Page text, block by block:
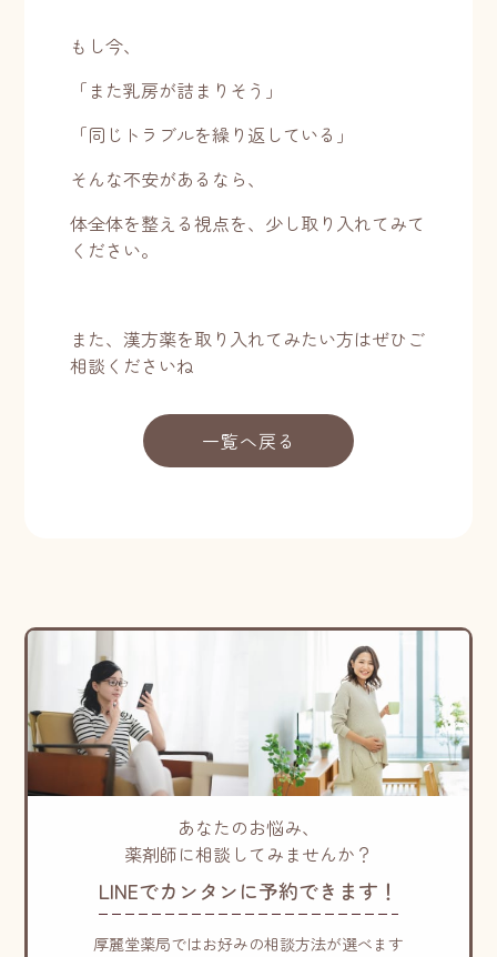
もし今、
「また乳房が詰まりそう」
「同じトラブルを繰り返している」
そんな不安があるなら、
体全体を整える視点を、少し取り入れてみて
ください。
また、漢方薬を取り入れてみたい方はぜひご
相談くださいね
一覧へ戻る
あなたのお悩み、
薬剤師に相談してみませんか？
LINEでカンタンに予約できます！
厚麗堂薬局ではお好みの相談方法が選べます